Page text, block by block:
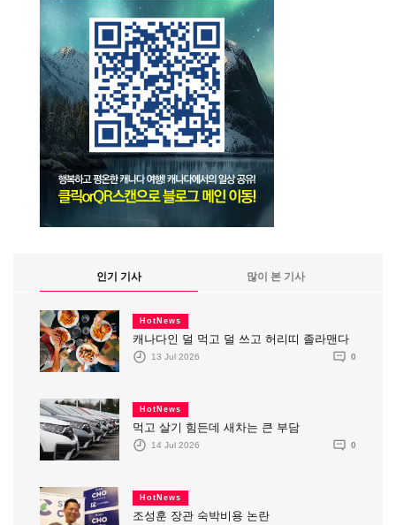
인기 기사 많이 본 기사
HotNews
캐나다인 덜 먹고 덜 쓰고 허리띠 졸라맨다
13 Jul 2026 0
HotNews
먹고 살기 힘든데 새차는 큰 부담
14 Jul 2026 0
HotNews
조성훈 장관 숙박비용 논란